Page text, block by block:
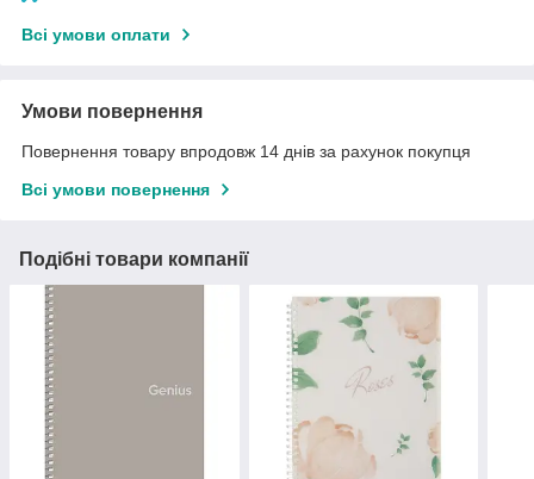
Всі умови оплати
Умови повернення
Повернення товару впродовж 14 днів за рахунок покупця
Всі умови повернення
Подібні товари компанії